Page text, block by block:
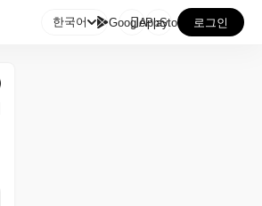
한국어 GooglePlay
AppStore 로그인